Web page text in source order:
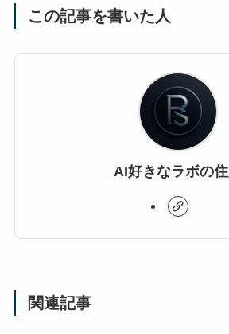
この記事を書いた人
AI好きなラボの
関連記事